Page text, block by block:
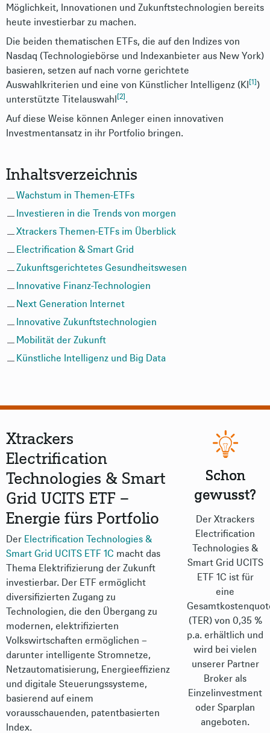
Möglichkeit, Innovationen und Zukunftstechnologien bereits
heute investierbar zu machen.
Die beiden thematischen ETFs, die auf den Indizes von
Nasdaq (Technologiebörse und Indexanbieter aus New York)
basieren, setzen auf nach vorne gerichtete
Auswahlkriterien und eine von Künstlicher Intelligenz (KI [1] )
unterstützte Titelauswahl [2] .
Auf diese Weise können Anleger einen innovativen
Investmentansatz in ihr Portfolio bringen.
Inhaltsverzeichnis
Wachstum in Themen-ETFs
Investieren in die Trends von morgen
Xtrackers Themen-ETFs im Überblick
Electrification & Smart Grid
Zukunftsgerichtetes Gesundheitswesen
Innovative Finanz-Technologien
Next Generation Internet
Innovative Zukunftstechnologien
Mobilität der Zukunft
Künstliche Intelligenz und Big Data
Xtrackers
Electrification
Technologies & Smart
Grid UCITS ETF –
Energie fürs Portfolio
Der Electrification Technologies &
Smart Grid UCITS ETF 1C macht das
Thema Elektrifizierung der Zukunft
investierbar. Der ETF ermöglicht
diversifizierten Zugang zu
Technologien, die den Übergang zu
modernen, elektrifizierten
Volkswirtschaften ermöglichen –
darunter intelligente Stromnetze,
Netzautomatisierung, Energieeffizienz
und digitale Steuerungssysteme,
basierend auf einem
vorausschauenden, patentbasierten
Index.
Schon
gewusst?
Der Xtrackers
Electrification
Technologies &
Smart Grid UCITS
ETF 1C ist für
eine
(TER) von 0,35 %
p.a. erhältlich und
wird bei vielen
unserer Partner
Broker als
Einzelinvestment
oder Sparplan
angeboten.